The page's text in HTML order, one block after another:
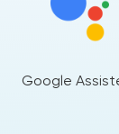
Google